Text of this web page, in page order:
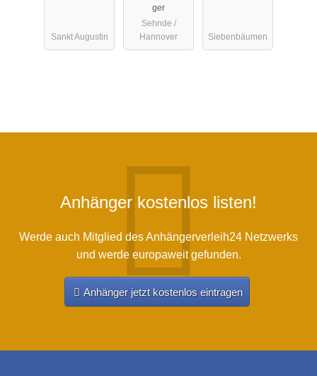
Sankt Augustin
ger
Sehnde /
Hannover
Siebenbäumen
Anhänger kostenlos listen!
Werde auch Mitglied des Anhängerverleih24 Netzwerks
und werde europaweit gefunden.
Anhänger jetzt kostenlos eintragen